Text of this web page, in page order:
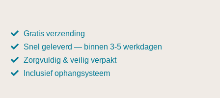
Gratis verzending
Snel geleverd — binnen 3-5 werkdagen
Zorgvuldig & veilig verpakt
Inclusief ophangsysteem